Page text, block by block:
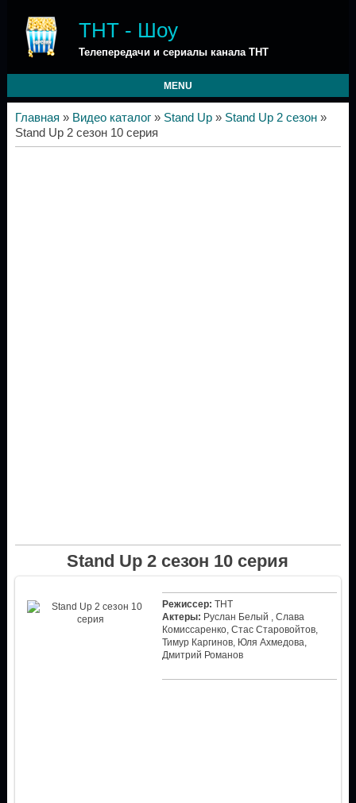
ТНТ - Шоу
Телепередачи и сериалы канала ТНТ
MENU
Главная » Видео каталог» Stand Up» Stand Up 2 сезон»
Stand Up 2 сезон 10 серия
Stand Up 2 сезон 10 серия
Режиссер: ТНТ
Актеры: Руслан Белый , Слава
Комиссаренко, Стас Старовойтов,
Тимур Каргинов, Юля Ахмедова,
Дмитрий Романов